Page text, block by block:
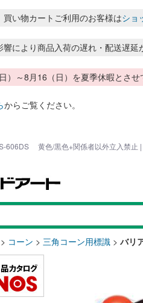
買い物カートご利用のお客様はショ
により商品入荷の遅れ・配送遅
）～8月16（日）を夏季休暇とさ
からご覧ください。
黄色/黒色+関係者以外立入禁止 |
> コーン > 三角コーン用標識 > バリ